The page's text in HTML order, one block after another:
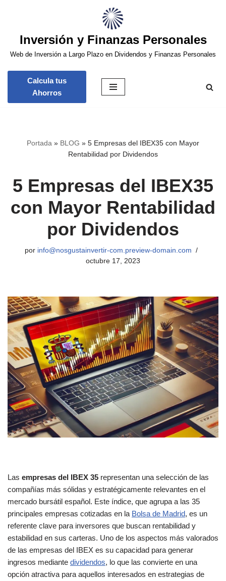
contenido
Inversión y Finanzas Personales
Web de Inversión a Largo Plazo en Dividendos y Finanzas Personales
Calcula tus
Ahorros
Portada » BLOG » 5 Empresas del IBEX35 con Mayor
Rentabilidad por Dividendos
5 Empresas del IBEX35
con Mayor Rentabilidad
por Dividendos
por info@nosgustainvertir-com.preview-domain.com
octubre 17, 2023
Las empresas del IBEX 35 representan una selección de las
compañías más sólidas y estratégicamente relevantes en el
mercado bursátil español. Este índice, que agrupa a las 35
principales empresas cotizadas en la Bolsa de Madrid, es un
referente clave para inversores que buscan rentabilidad y
estabilidad en sus carteras. Uno de los aspectos más valorados
de las empresas del IBEX es su capacidad para generar
ingresos mediante dividendos, lo que las convierte en una
opción atractiva para aquellos interesados en estrategias de